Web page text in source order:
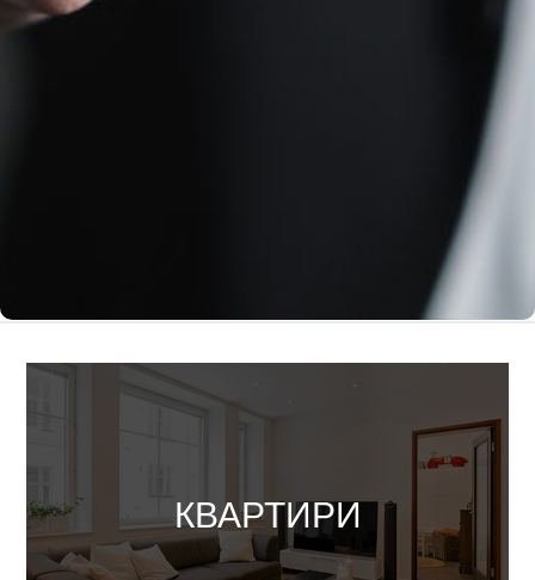
Ми активно працюємо не лише в самому Золочеві, але й у
прилеглих районах, допомагаючи клієнтам знайти ідеальне
житло чи комерційну нерухомість. Завдяки багаторічному
досвіду та індивідуальному підходу до кожного, ми завоювали
Обирайте нас – і ви отримаєте якісне обслуговування,
надійні угоди та рішення, які відповідають вашим потребам!
КВАРТИРИ
Купити